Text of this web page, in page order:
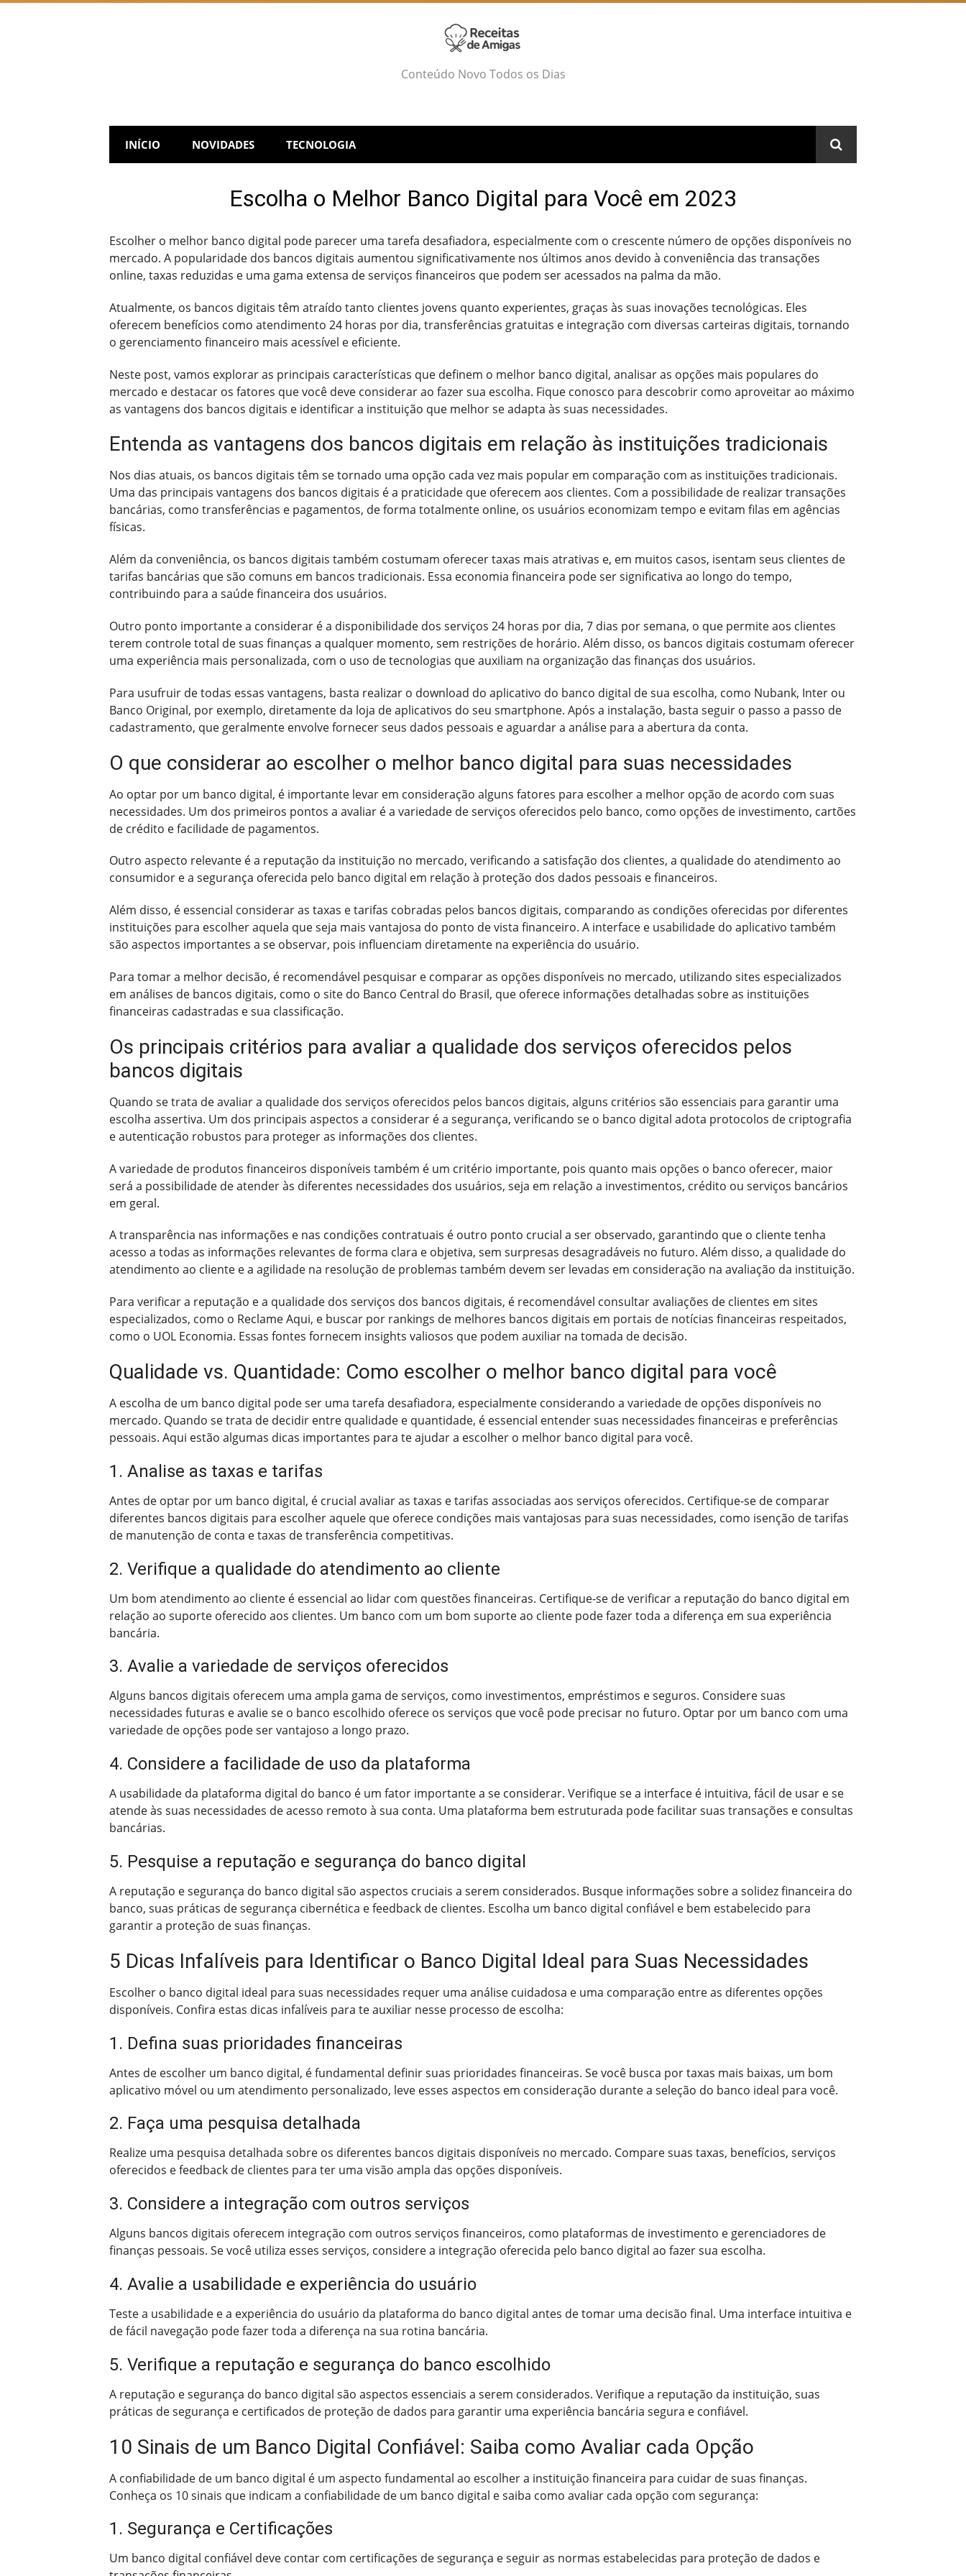
Skip
Conteúdo Novo Todos os Dias
INÍCIO NOVIDADES TECNOLOGIA
Escolha o Melhor Banco Digital para Você em 2023
Escolher o melhor banco digital pode parecer uma tarefa desafiadora, especialmente com o crescente número de opções disponíveis no
mercado. A popularidade dos bancos digitais aumentou significativamente nos últimos anos devido à conveniência das transações
online, taxas reduzidas e uma gama extensa de serviços financeiros que podem ser acessados na palma da mão.
Atualmente, os bancos digitais têm atraído tanto clientes jovens quanto experientes, graças às suas inovações tecnológicas. Eles
oferecem benefícios como atendimento 24 horas por dia, transferências gratuitas e integração com diversas carteiras digitais, tornando
o gerenciamento financeiro mais acessível e eficiente.
Neste post, vamos explorar as principais características que definem o melhor banco digital, analisar as opções mais populares do
mercado e destacar os fatores que você deve considerar ao fazer sua escolha. Fique conosco para descobrir como aproveitar ao máximo
as vantagens dos bancos digitais e identificar a instituição que melhor se adapta às suas necessidades.
Entenda as vantagens dos bancos digitais em relação às instituições tradicionais
Nos dias atuais, os bancos digitais têm se tornado uma opção cada vez mais popular em comparação com as instituições tradicionais.
Uma das principais vantagens dos bancos digitais é a praticidade que oferecem aos clientes. Com a possibilidade de realizar transações
bancárias, como transferências e pagamentos, de forma totalmente online, os usuários economizam tempo e evitam filas em agências
físicas.
Além da conveniência, os bancos digitais também costumam oferecer taxas mais atrativas e, em muitos casos, isentam seus clientes de
tarifas bancárias que são comuns em bancos tradicionais. Essa economia financeira pode ser significativa ao longo do tempo,
contribuindo para a saúde financeira dos usuários.
Outro ponto importante a considerar é a disponibilidade dos serviços 24 horas por dia, 7 dias por semana, o que permite aos clientes
terem controle total de suas finanças a qualquer momento, sem restrições de horário. Além disso, os bancos digitais costumam oferecer
uma experiência mais personalizada, com o uso de tecnologias que auxiliam na organização das finanças dos usuários.
Para usufruir de todas essas vantagens, basta realizar o download do aplicativo do banco digital de sua escolha, como Nubank, Inter ou
Banco Original, por exemplo, diretamente da loja de aplicativos do seu smartphone. Após a instalação, basta seguir o passo a passo de
cadastramento, que geralmente envolve fornecer seus dados pessoais e aguardar a análise para a abertura da conta.
O que considerar ao escolher o melhor banco digital para suas necessidades
Ao optar por um banco digital, é importante levar em consideração alguns fatores para escolher a melhor opção de acordo com suas
necessidades. Um dos primeiros pontos a avaliar é a variedade de serviços oferecidos pelo banco, como opções de investimento, cartões
de crédito e facilidade de pagamentos.
Outro aspecto relevante é a reputação da instituição no mercado, verificando a satisfação dos clientes, a qualidade do atendimento ao
consumidor e a segurança oferecida pelo banco digital em relação à proteção dos dados pessoais e financeiros.
Além disso, é essencial considerar as taxas e tarifas cobradas pelos bancos digitais, comparando as condições oferecidas por diferentes
instituições para escolher aquela que seja mais vantajosa do ponto de vista financeiro. A interface e usabilidade do aplicativo também
são aspectos importantes a se observar, pois influenciam diretamente na experiência do usuário.
Para tomar a melhor decisão, é recomendável pesquisar e comparar as opções disponíveis no mercado, utilizando sites especializados
em análises de bancos digitais, como o site do Banco Central do Brasil, que oferece informações detalhadas sobre as instituições
financeiras cadastradas e sua classificação.
Os principais critérios para avaliar a qualidade dos serviços oferecidos pelos
bancos digitais
Quando se trata de avaliar a qualidade dos serviços oferecidos pelos bancos digitais, alguns critérios são essenciais para garantir uma
escolha assertiva. Um dos principais aspectos a considerar é a segurança, verificando se o banco digital adota protocolos de criptografia
e autenticação robustos para proteger as informações dos clientes.
A variedade de produtos financeiros disponíveis também é um critério importante, pois quanto mais opções o banco oferecer, maior
será a possibilidade de atender às diferentes necessidades dos usuários, seja em relação a investimentos, crédito ou serviços bancários
em geral.
A transparência nas informações e nas condições contratuais é outro ponto crucial a ser observado, garantindo que o cliente tenha
acesso a todas as informações relevantes de forma clara e objetiva, sem surpresas desagradáveis no futuro. Além disso, a qualidade do
atendimento ao cliente e a agilidade na resolução de problemas também devem ser levadas em consideração na avaliação da instituição.
Para verificar a reputação e a qualidade dos serviços dos bancos digitais, é recomendável consultar avaliações de clientes em sites
especializados, como o Reclame Aqui, e buscar por rankings de melhores bancos digitais em portais de notícias financeiras respeitados,
como o UOL Economia. Essas fontes fornecem insights valiosos que podem auxiliar na tomada de decisão.
Qualidade vs. Quantidade: Como escolher o melhor banco digital para você
A escolha de um banco digital pode ser uma tarefa desafiadora, especialmente considerando a variedade de opções disponíveis no
mercado. Quando se trata de decidir entre qualidade e quantidade, é essencial entender suas necessidades financeiras e preferências
pessoais. Aqui estão algumas dicas importantes para te ajudar a escolher o melhor banco digital para você.
1. Analise as taxas e tarifas
Antes de optar por um banco digital, é crucial avaliar as taxas e tarifas associadas aos serviços oferecidos. Certifique-se de comparar
diferentes bancos digitais para escolher aquele que oferece condições mais vantajosas para suas necessidades, como isenção de tarifas
de manutenção de conta e taxas de transferência competitivas.
2. Verifique a qualidade do atendimento ao cliente
Um bom atendimento ao cliente é essencial ao lidar com questões financeiras. Certifique-se de verificar a reputação do banco digital em
relação ao suporte oferecido aos clientes. Um banco com um bom suporte ao cliente pode fazer toda a diferença em sua experiência
bancária.
3. Avalie a variedade de serviços oferecidos
Alguns bancos digitais oferecem uma ampla gama de serviços, como investimentos, empréstimos e seguros. Considere suas
necessidades futuras e avalie se o banco escolhido oferece os serviços que você pode precisar no futuro. Optar por um banco com uma
variedade de opções pode ser vantajoso a longo prazo.
4. Considere a facilidade de uso da plataforma
A usabilidade da plataforma digital do banco é um fator importante a se considerar. Verifique se a interface é intuitiva, fácil de usar e se
atende às suas necessidades de acesso remoto à sua conta. Uma plataforma bem estruturada pode facilitar suas transações e consultas
bancárias.
5. Pesquise a reputação e segurança do banco digital
A reputação e segurança do banco digital são aspectos cruciais a serem considerados. Busque informações sobre a solidez financeira do
banco, suas práticas de segurança cibernética e feedback de clientes. Escolha um banco digital confiável e bem estabelecido para
garantir a proteção de suas finanças.
5 Dicas Infalíveis para Identificar o Banco Digital Ideal para Suas Necessidades
Escolher o banco digital ideal para suas necessidades requer uma análise cuidadosa e uma comparação entre as diferentes opções
disponíveis. Confira estas dicas infalíveis para te auxiliar nesse processo de escolha:
1. Defina suas prioridades financeiras
Antes de escolher um banco digital, é fundamental definir suas prioridades financeiras. Se você busca por taxas mais baixas, um bom
aplicativo móvel ou um atendimento personalizado, leve esses aspectos em consideração durante a seleção do banco ideal para você.
2. Faça uma pesquisa detalhada
Realize uma pesquisa detalhada sobre os diferentes bancos digitais disponíveis no mercado. Compare suas taxas, benefícios, serviços
oferecidos e feedback de clientes para ter uma visão ampla das opções disponíveis.
3. Considere a integração com outros serviços
Alguns bancos digitais oferecem integração com outros serviços financeiros, como plataformas de investimento e gerenciadores de
finanças pessoais. Se você utiliza esses serviços, considere a integração oferecida pelo banco digital ao fazer sua escolha.
4. Avalie a usabilidade e experiência do usuário
Teste a usabilidade e a experiência do usuário da plataforma do banco digital antes de tomar uma decisão final. Uma interface intuitiva e
de fácil navegação pode fazer toda a diferença na sua rotina bancária.
5. Verifique a reputação e segurança do banco escolhido
A reputação e segurança do banco digital são aspectos essenciais a serem considerados. Verifique a reputação da instituição, suas
práticas de segurança e certificados de proteção de dados para garantir uma experiência bancária segura e confiável.
10 Sinais de um Banco Digital Confiável: Saiba como Avaliar cada Opção
A confiabilidade de um banco digital é um aspecto fundamental ao escolher a instituição financeira para cuidar de suas finanças.
Conheça os 10 sinais que indicam a confiabilidade de um banco digital e saiba como avaliar cada opção com segurança:
1. Segurança e Certificações
Um banco digital confiável deve contar com certificações de segurança e seguir as normas estabelecidas para proteção de dados e